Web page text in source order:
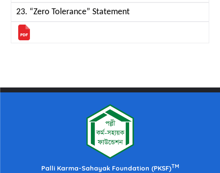
23. “Zero Tolerance” Statement
Palli Karma-Sahayak Foundation (PKSF)TM